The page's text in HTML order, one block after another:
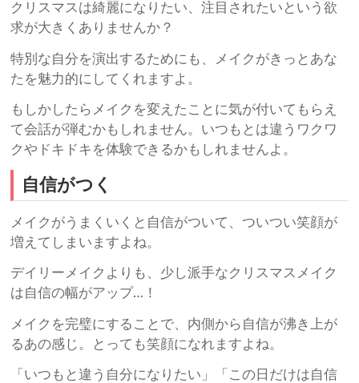
クリスマスは綺麗になりたい、注目されたいという欲
求が大きくありませんか？
特別な自分を演出するためにも、メイクがきっとあな
たを魅力的にしてくれますよ。
もしかしたらメイクを変えたことに気が付いてもらえ
て会話が弾むかもしれません。いつもとは違うワクワ
クやドキドキを体験できるかもしれませんよ。
自信がつく
メイクがうまくいくと自信がついて、ついつい笑顔が
増えてしまいますよね。
デイリーメイクよりも、少し派手なクリスマスメイク
は自信の幅がアップ…！
メイクを完璧にすることで、内側から自信が沸き上が
るあの感じ。とっても笑顔になれますよね。
「いつもと違う自分になりたい」「この日だけは自信